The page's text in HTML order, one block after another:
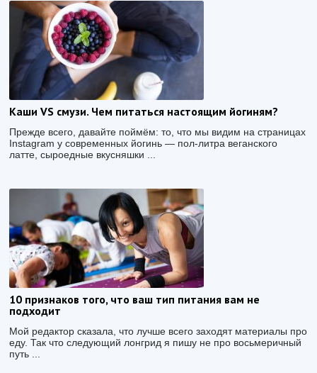
Каши VS смузи. Чем питаться настоящим йогиням?
Прежде всего, давайте поймём: то, что мы видим на страницах
Instagram у современных йогинь — пол-литра веганского
латте, сыроедные вкусняшки ...
10 признаков того, что ваш тип питания вам не
подходит
Мой редактор сказала, что лучше всего заходят материалы про
еду. Так что следующий лонгрид я пишу не про восьмеричный
путь ...